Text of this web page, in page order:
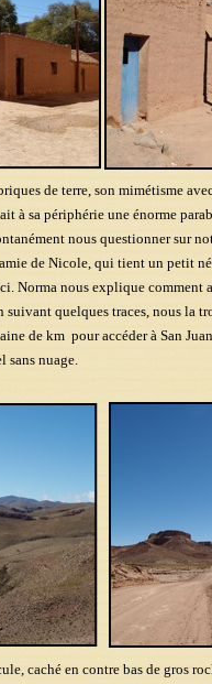
de terre, son mimétisme
à sa périphérie une énorme
nous questionner sur
de Nicole, qui tient un petit
Norma nous explique comment
suivant quelques traces, nous la
de km pour accéder à San
sans nuage.
caché en contre bas de gros